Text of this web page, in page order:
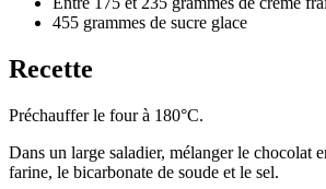
455 grammes de sucre glace
Recette
Préchauffer le four à 180°C.
Dans un large saladier, mélanger le chocolat
farine, le bicarbonate de soude et le sel.